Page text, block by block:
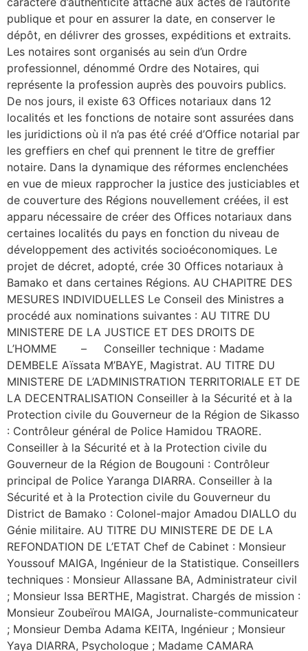
publique et pour en assurer la date, en conserver le
dépôt, en délivrer des grosses, expéditions et extraits.
Les notaires sont organisés au sein d’un Ordre
professionnel, dénommé Ordre des Notaires, qui
représente la profession auprès des pouvoirs publics.
De nos jours, il existe 63 Offices notariaux dans 12
localités et les fonctions de notaire sont assurées dans
les juridictions où il n’a pas été créé d’Office notarial par
les greffiers en chef qui prennent le titre de greffier
notaire. Dans la dynamique des réformes enclenchées
en vue de mieux rapprocher la justice des justiciables et
de couverture des Régions nouvellement créées, il est
apparu nécessaire de créer des Offices notariaux dans
certaines localités du pays en fonction du niveau de
développement des activités socioéconomiques. Le
projet de décret, adopté, crée 30 Offices notariaux à
Bamako et dans certaines Régions. AU CHAPITRE DES
MESURES INDIVIDUELLES Le Conseil des Ministres a
procédé aux nominations suivantes : AU TITRE DU
MINISTERE DE LA JUSTICE ET DES DROITS DE
L’HOMME – Conseiller technique : Madame
DEMBELE Aïssata M’BAYE, Magistrat. AU TITRE DU
MINISTERE DE L’ADMINISTRATION TERRITORIALE ET DE
LA DECENTRALISATION Conseiller à la Sécurité et à la
Protection civile du Gouverneur de la Région de Sikasso
: Contrôleur général de Police Hamidou TRAORE.
Conseiller à la Sécurité et à la Protection civile du
Gouverneur de la Région de Bougouni : Contrôleur
principal de Police Yaranga DIARRA. Conseiller à la
Sécurité et à la Protection civile du Gouverneur du
District de Bamako : Colonel-major Amadou DIALLO du
Génie militaire. AU TITRE DU MINISTERE DE DE LA
REFONDATION DE L’ETAT Chef de Cabinet : Monsieur
Youssouf MAIGA, Ingénieur de la Statistique. Conseillers
techniques : Monsieur Allassane BA, Administrateur civil
; Monsieur Issa BERTHE, Magistrat. Chargés de mission :
Monsieur Zoubeïrou MAIGA, Journaliste-communicateur
; Monsieur Demba Adama KEITA, Ingénieur ; Monsieur
Yaya DIARRA, Psychologue ; Madame CAMARA